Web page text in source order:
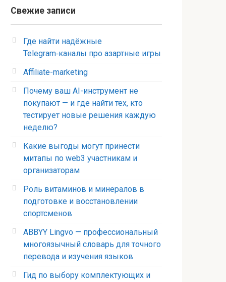
Свежие записи
Где найти надёжные
Telegram‑каналы про азартные игры
Affiliate-marketing
Почему ваш AI-инструмент не
покупают — и где найти тех, кто
тестирует новые решения каждую
неделю?
Какие выгоды могут принести
митапы по web3 участникам и
организаторам
Роль витаминов и минералов в
подготовке и восстановлении
спортсменов
ABBYY Lingvo — профессиональный
многоязычный словарь для точного
перевода и изучения языков
Гид по выбору комплектующих и